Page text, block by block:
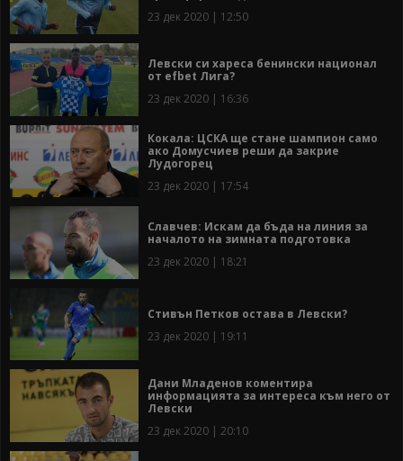
23 дек 2020 | 12:50
Левски си хареса бенински национал
от efbet Лига?
23 дек 2020 | 16:36
Кокала: ЦСКА ще стане шампион само
ако Домусчиев реши да закрие
Лудогорец
23 дек 2020 | 17:54
Славчев: Искам да бъда на линия за
началото на зимната подготовка
23 дек 2020 | 18:21
Стивън Петков остава в Левски?
23 дек 2020 | 19:11
Дани Младенов коментира
информацията за интереса към него от
Левски
23 дек 2020 | 20:10